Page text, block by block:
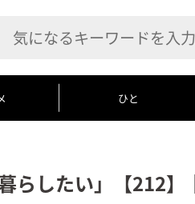
ひと
らしたい」【212】